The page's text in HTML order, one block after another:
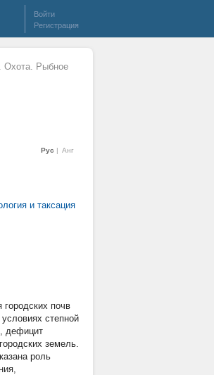
Войти
Регистрация
Охота. Рыбное
Рус Анг
и таксация
почв
степной
дефицит
земель.
роль